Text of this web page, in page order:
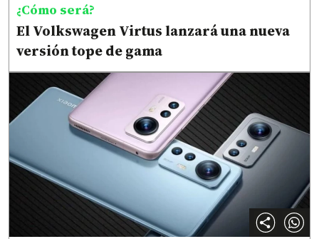
¿Cómo será?
El Volkswagen Virtus lanzará una nueva
versión tope de gama